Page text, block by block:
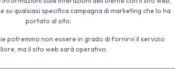
su qualsiasi specifica campagna di marketing che lo ha
portato al sito.
potremmo non essere in grado di fornirvi il servizio
ma il sito web sarà operativo.